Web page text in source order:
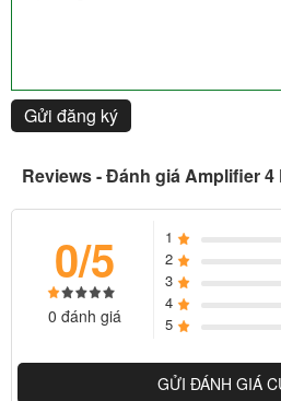
Gửi đăng ký
Reviews - Đánh giá Amplifier
0/5
0 đánh giá
1
2
3
4
5
GỬI ĐÁNH GIÁ